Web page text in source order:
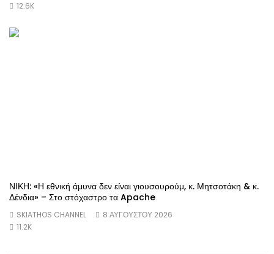
12.6K
ΝΙΚΗ: «Η εθνική άμυνα δεν είναι γιουσουρούμ, κ. Μητσοτάκη & κ.
Δένδια» – Στο στόχαστρο τα Apache
SKIATHOS CHANNEL
8 ΑΥΓΟΎΣΤΟΥ 2026
11.2K